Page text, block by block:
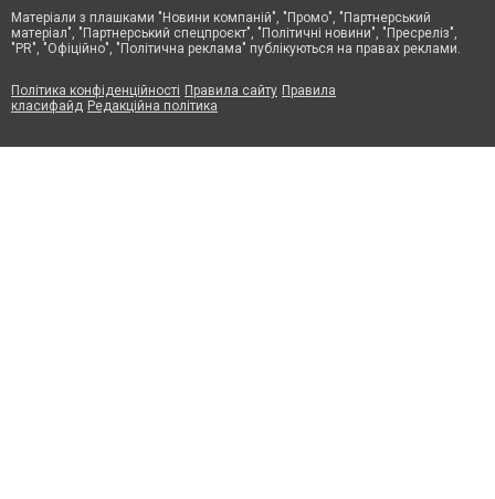
Матеріали з плашками "Новини компаній", "Промо", "Партнерський
матеріал", "Партнерський спецпроєкт", "Політичні новини", "Пресреліз",
"PR", "Офіційно", "Політична реклама" публікуються на правах реклами.
Політика конфіденційності Правила сайту Правила
класифайд Редакційна політика